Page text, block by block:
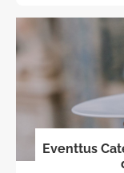
Eventtus